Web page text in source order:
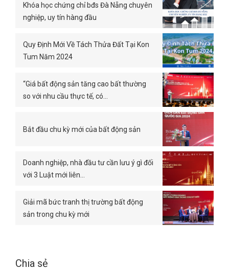
Khóa học chứng chỉ bđs Đà Nẵng chuyên
nghiệp, uy tín hàng đầu
Quy Định Mới Về Tách Thửa Đất Tại Kon
Tum Năm 2024
“Giá bất động sản tăng cao bất thường
so với nhu cầu thực tế, có…
Bắt đầu chu kỳ mới của bất động sản
Doanh nghiệp, nhà đầu tư cần lưu ý gì đối
với 3 Luật mới liên…
Giải mã bức tranh thị trường bất động
sản trong chu kỳ mới
Chia sẻ